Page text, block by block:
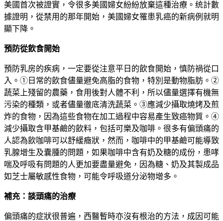
美國首次被證實，令很多美國婦女紛紛放棄這種治療。统計數
據證明，從禁用的那年開始，美國婦女罹患乳癌的新病例就明
顯下降。
預防從飲食開始
預防乳房的疾病，一定要從注意平日的飲食開始，慎防禍從口
入。①日常的飲食儘量避免高脂的食物，特別是動物脂肪。②
蔬菜上殘留的農藥，食用後對人體不利，所以儘量選擇有機無
污染的種類，或者儘量徹底清洗蔬菜。③應減少攝取燒烤及煎
炸的食物，因為這些食物在加工過程中容易產生致癌物質。④
減少攝取含甲基鹼的飲料，包括可樂及咖啡。很多有偏頭痛的
人認為飲咖啡可以舒緩癥狀，然而，咖啡中的甲基鹼可能導致
乳腺增生及囊腫的問題，如果咖啡中含有奶及糖的成份，患哮
喘及呼吸有問題的人更加要盡量避免，因為糖、奶及其製成品
如芝士屬敏感性食物，可能令呼吸道分泌物增多。
補充：談頭痛的治療
偏頭痛的症狀很普遍，西醫暫時亦沒有根治的方法，成因可能